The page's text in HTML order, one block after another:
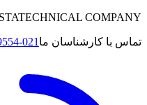
ATBIN ISTATECHNICAL
ما021-88939554